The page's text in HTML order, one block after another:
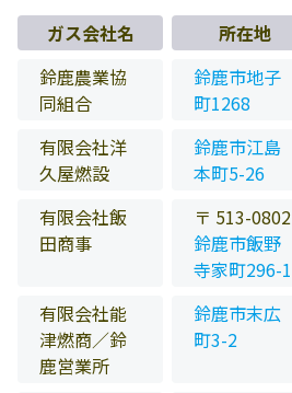
ガス会社名 所在地
鈴鹿農業協
同組合
鈴鹿市地子
町1268
有限会社洋
久屋燃設
鈴鹿市江島
本町5-26
有限会社飯
田商事
〒 513-0802
鈴鹿市飯野
寺家町296-1
有限会社能
津燃商／鈴
鹿営業所
鈴鹿市末広
町3-2